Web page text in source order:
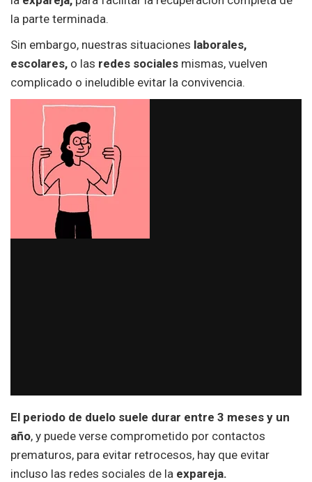
la parte terminada.
Sin embargo, nuestras situaciones laborales,
escolares, o las redes sociales mismas, vuelven
complicado o ineludible evitar la convivencia.
El periodo de duelo suele durar entre 3 meses y un
año, y puede verse comprometido por contactos
prematuros, para evitar retrocesos, hay que evitar
incluso las redes sociales de la expareja.